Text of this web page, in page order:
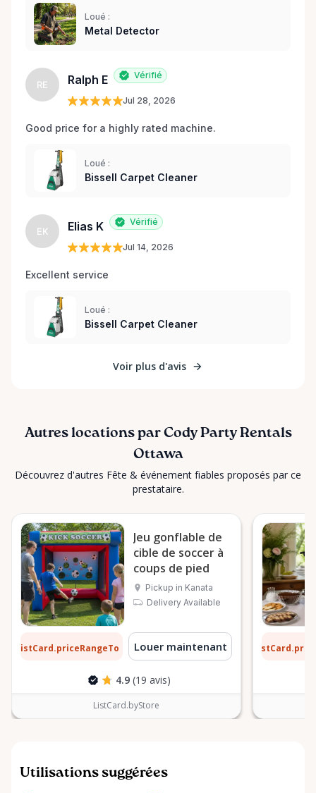
Loué :
Metal Detector
RE Ralph E Vérifié
Jul 28, 2026
Good price for a highly rated machine.
Loué :
Bissell Carpet Cleaner
EK Elias K Vérifié
Jul 14, 2026
Excellent service
Loué :
Bissell Carpet Cleaner
Voir plus d'avis
Autres locations par Cody Party Rentals
Ottawa
Découvrez d'autres Fête & événement fiables proposés par ce
prestataire.
Jeu gonflable de
cible de soccer à
coups de pied
Pickup in Kanata
Delivery Available
ListCard.priceRangeTo par jour
Louer maintenant
4.9 (19 avis)
ListCard.byStore
Utilisations suggérées